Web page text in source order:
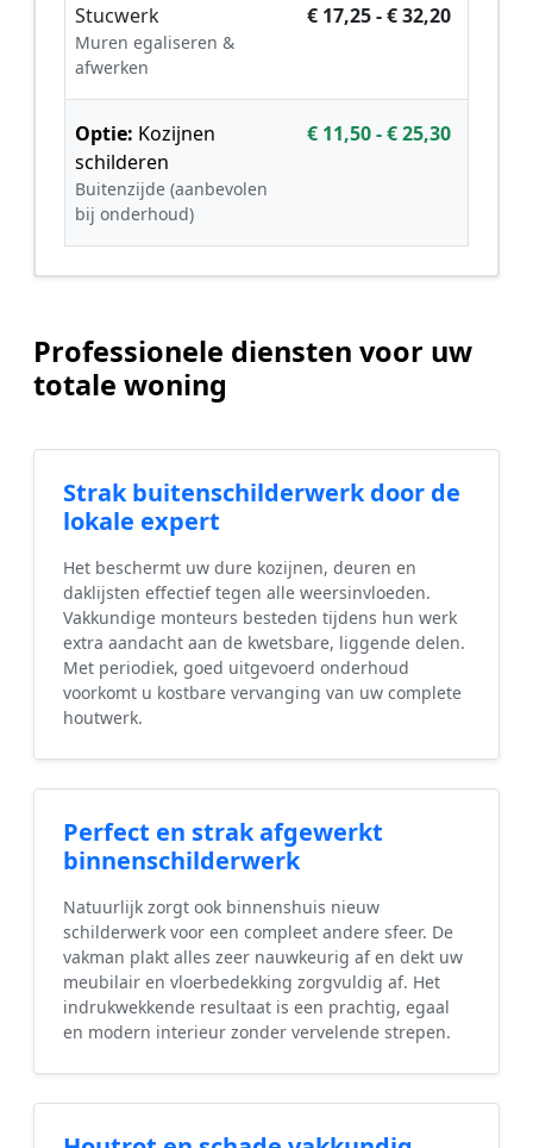
Stucwerk
Muren egaliseren &
afwerken
€ 17,25 - € 32,20
Optie: Kozijnen
schilderen
Buitenzijde (aanbevolen
bij onderhoud)
€ 11,50 - € 25,30
Professionele diensten voor uw
totale woning
Strak buitenschilderwerk door de
lokale expert
Het beschermt uw dure kozijnen, deuren en
daklijsten effectief tegen alle weersinvloeden.
Vakkundige monteurs besteden tijdens hun werk
extra aandacht aan de kwetsbare, liggende delen.
Met periodiek, goed uitgevoerd onderhoud
voorkomt u kostbare vervanging van uw complete
houtwerk.
Perfect en strak afgewerkt
binnenschilderwerk
Natuurlijk zorgt ook binnenshuis nieuw
schilderwerk voor een compleet andere sfeer. De
vakman plakt alles zeer nauwkeurig af en dekt uw
meubilair en vloerbedekking zorgvuldig af. Het
indrukwekkende resultaat is een prachtig, egaal
en modern interieur zonder vervelende strepen.